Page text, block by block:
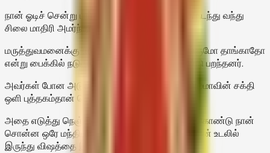
நான் ஓடிச் சென்று பார்ப்பதற்குள் அவரே வீட்டிற்கு நடந்து வந்து
சிலை மாதிரி அமர்ந்து கொண்டார்.
மருத்துவமனைக்கு எடுத்துச் செல்வதற்குள் தாங்குமோ தாங்காதோ
என்று பைக்கில் நடுவில் உட்கார வைத்துக் கொண்டு பறந்தனர்.
அவர்கள் போன அடுத்த நிமிடம் என் கண்ணில் அம்மாவின் சக்தி
ஒளி புத்தகம்தான் தென்பட்டது.
அதை எடுத்து நெஞ்சில் பிடித்து கண்ணை மூடிக் கொண்டு நான்
சொன்ன ஒரே மந்திரம், ‘அம்மா! தாயே! என் கணவரின் உடலில்
இருந்து விஷத்தை இறக்கு’ என்பது மட்டுமே.